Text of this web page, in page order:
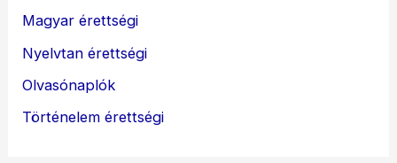
Magyar érettségi
Nyelvtan érettségi
Olvasónaplók
Történelem érettségi